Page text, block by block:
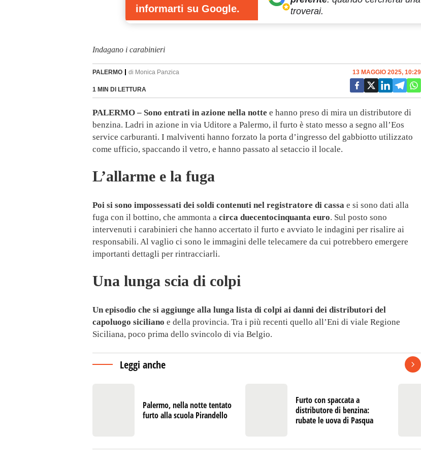
informarti su Google.
troverai.
Indagano i carabinieri
PALERMO di Monica Panzica
1 MIN DI LETTURA
13 MAGGIO 2025, 10:29
PALERMO – Sono entrati in azione nella notte e hanno preso di mira un distributore di
benzina. Ladri in azione in via Uditore a Palermo, il furto è stato messo a segno all’Eos
service carburanti. I malviventi hanno forzato la porta d’ingresso del gabbiotto utilizzato
come ufficio, spaccando il vetro, e hanno passato al setaccio il locale.
L’allarme e la fuga
Poi si sono impossessati dei soldi contenuti nel registratore di cassa e si sono dati alla
fuga con il bottino, che ammonta a circa duecentocinquanta euro. Sul posto sono
intervenuti i carabinieri che hanno accertato il furto e avviato le indagini per risalire ai
responsabili. Al vaglio ci sono le immagini delle telecamere da cui potrebbero emergere
importanti dettagli per rintracciarli.
Una lunga scia di colpi
Un episodio che si aggiunge alla lunga lista di colpi ai danni dei distributori del
capoluogo siciliano e della provincia. Tra i più recenti quello all’Eni di viale Regione
Siciliana, poco prima dello svincolo di via Belgio.
Leggi anche
Palermo, nella notte tentato
furto alla scuola Pirandello
Furto con spaccata a
distributore di benzina:
rubate le uova di Pasqua